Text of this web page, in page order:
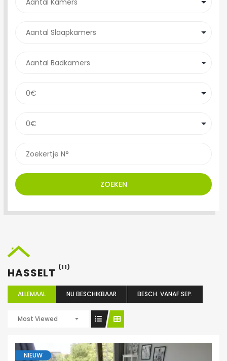
ZOEKEN
HASSELT (11)
ALLEMAAL NU BESCHIKBAAR BESCH. VANAF SEP.
Most Viewed
NIEUW